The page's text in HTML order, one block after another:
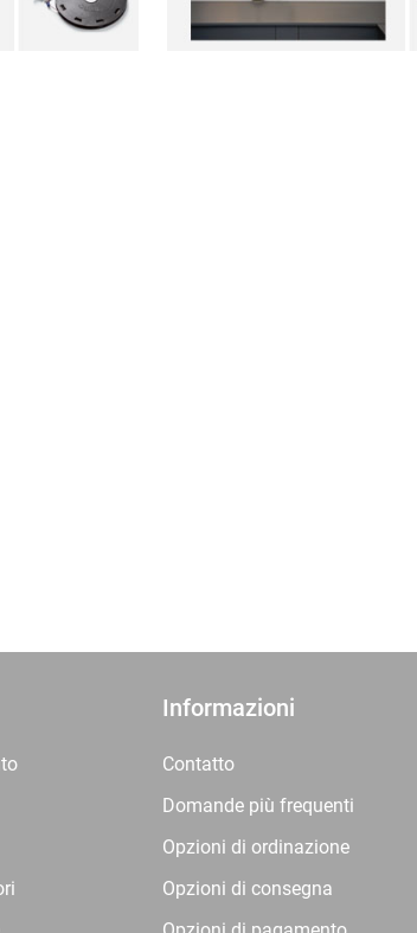
Informazioni
Contatto
Domande più frequenti
Opzioni di ordinazione
Opzioni di consegna